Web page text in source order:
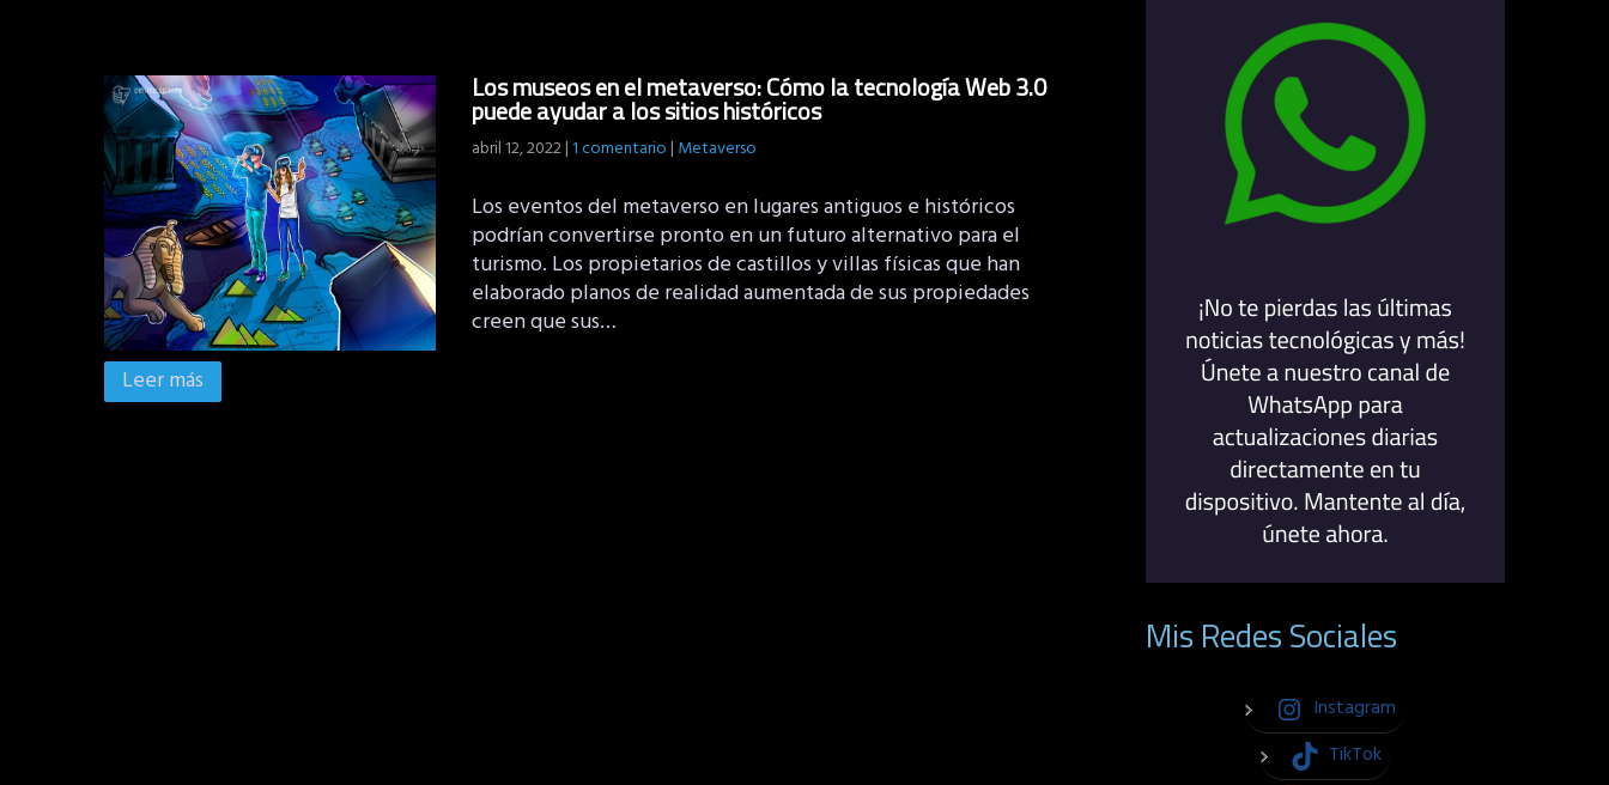
Los museos en el metaverso: Cómo la tecnología Web 3.0
puede ayudar a los sitios históricos
abril 12, 2022|1 comentario| Metaverso
Los eventos del metaverso en lugares antiguos e históricos
podrían convertirse pronto en un futuro alternativo para el
turismo. Los propietarios de castillos y villas físicas que han
elaborado planos de realidad aumentada de sus propiedades
creen que sus…
Leer más
Mis Redes Sociales
Instagram
TikTok